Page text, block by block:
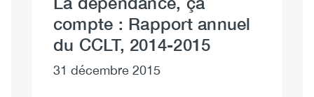
compte : Rapport annuel
du CCLT, 2014-2015
31 décembre 2015